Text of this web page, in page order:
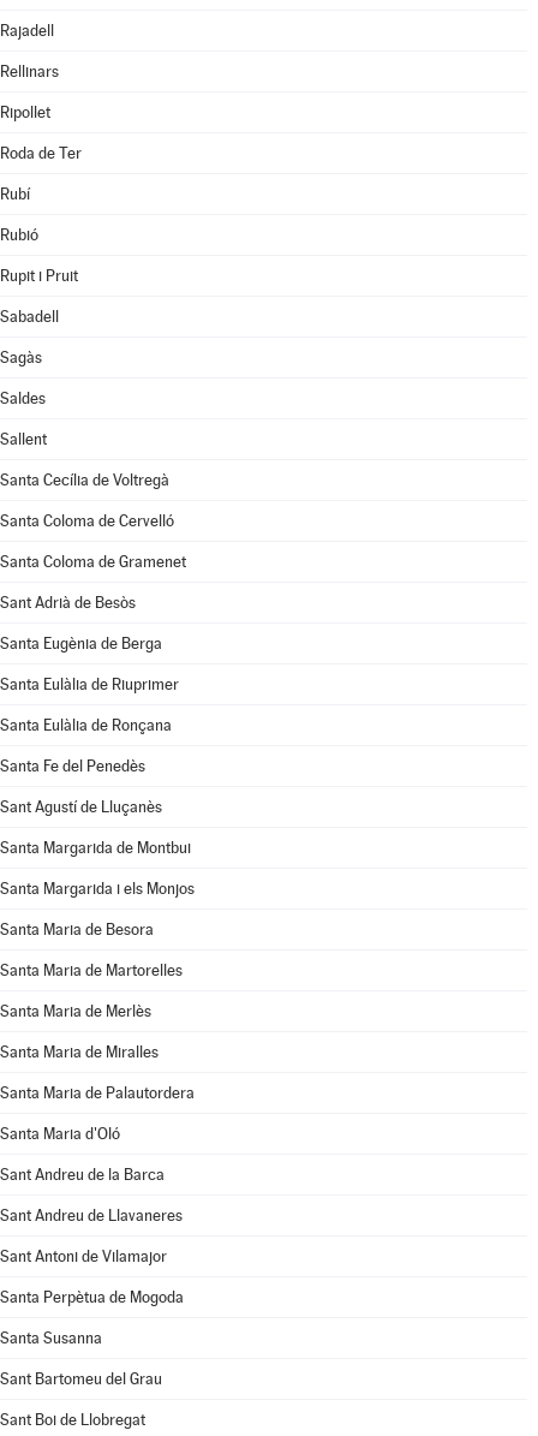
Rajadell
Rellinars
Ripollet
Roda de Ter
Rubí
Rubió
Rupit i Pruit
Sabadell
Sagàs
Saldes
Sallent
Santa Cecília de Voltregà
Santa Coloma de Cervelló
Santa Coloma de Gramenet
Sant Adrià de Besòs
Santa Eugènia de Berga
Santa Eulàlia de Riuprimer
Santa Eulàlia de Ronçana
Santa Fe del Penedès
Sant Agustí de Lluçanès
Santa Margarida de Montbui
Santa Margarida i els Monjos
Santa Maria de Besora
Santa Maria de Martorelles
Santa Maria de Merlès
Santa Maria de Miralles
Santa Maria de Palautordera
Santa Maria d'Oló
Sant Andreu de la Barca
Sant Andreu de Llavaneres
Sant Antoni de Vilamajor
Santa Perpètua de Mogoda
Santa Susanna
Sant Bartomeu del Grau
Sant Boi de Llobregat